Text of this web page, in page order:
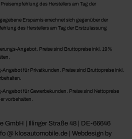
des Herstellers am Tag der
Ersparnis errechnet sich gegenüber der
des Herstellers am Tag der Erstzulassung
Angebot. Preise sind Bruttopreise inkl. 19%
Angebot für Privatkunden. Preise sind Bruttopreise inkl.
Angebot für Gewerbekunden. Preise sind Nettopreise
vorbehalten.
GmbH | Illinger Straße 48 | DE-66646
@ klosautomobile.de | Webdesign by